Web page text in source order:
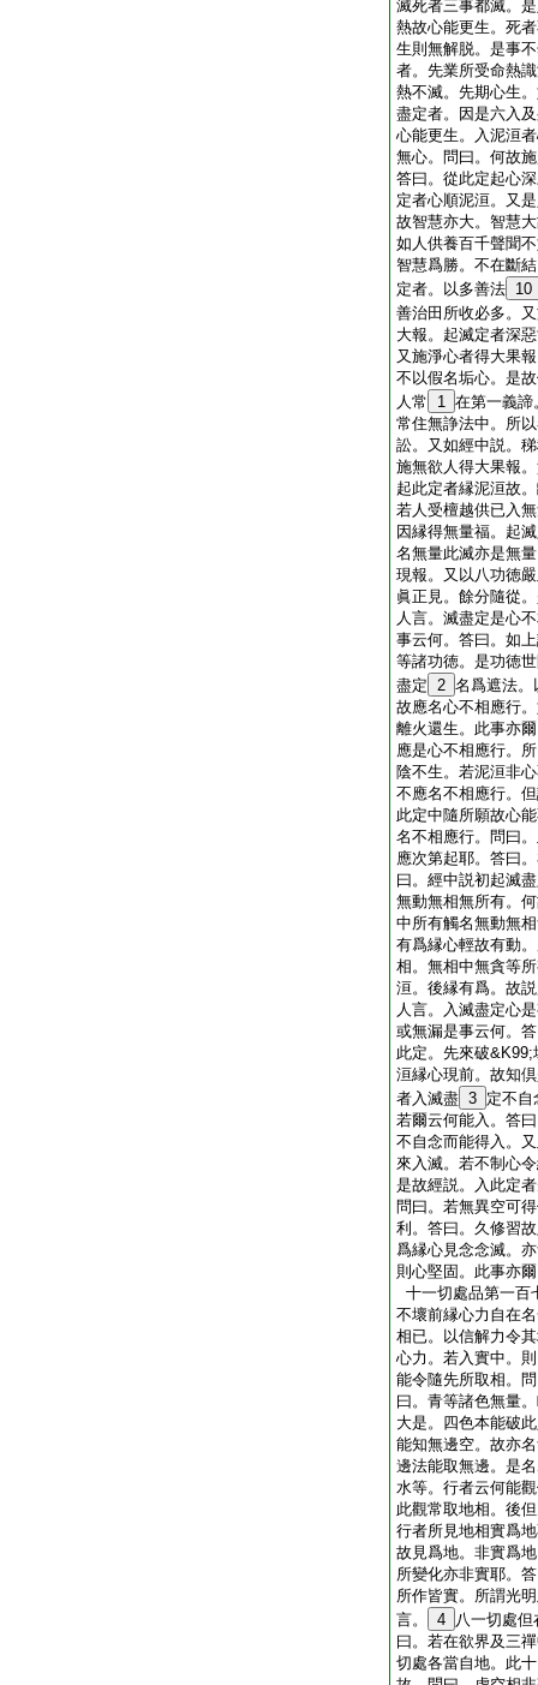
滅死者三事都滅。
熱故心能更生。死
生則無解脱。是事
者。先業所受命熱
熱不滅。先期心生
盡定者。因是六入
心能更生。入泥洹
無心。問曰。何故
答曰。從此定起心
定者心順泥洹。又
故智慧亦大。智慧
如人供養百千聲聞
智慧爲勝。不在斷
定者。以多善法 10
善治田所收必多。
大報。起滅定者深
又施淨心者得大果
不以假名垢心。是
人常
1 在第一義諦
常住無諍法中。所
訟。又如經中説。
施無欲人得大果報
起此定者縁泥洹故
若人受檀越供已入
因縁得無量福。起
名無量此滅亦是無
現報。又以八功徳
眞正見。餘分隨從
人言。滅盡定是心
事云何。答曰。如
等諸功徳。是功徳
盡定 2 名爲遮法。
故應名心不相應行
離火還生。此事亦
應是心不相應行。
陰不生。若泥洹非
不應名不相應行。
此定中隨所願故心
名不相應行。問曰
應次第起耶。答曰
曰。經中説初起滅
無動無相無所有。
中所有觸名無動無
有爲縁心輕故有動
相。無相中無貪等
洹。後縁有爲。故
人言。入滅盡定心
或無漏是事云何。
此定。先來破
洹縁心現前。故知
者入滅盡 3 定不自
若爾云何能入。答
不自念而能得入。
來入滅。若不制心
是故經説。入此定
問曰。若無異空可
利。答曰。久修習
爲縁心見念念滅。
則心堅固。此事亦爾
十一切處品第一百
不壞前縁心力自在
相已。以信解力令
心力。若入實中。
能令隨先所取相。
曰。青等諸色無量
大是。四色本能破
能知無邊空。故亦
邊法能取無邊。是
水等。行者云何能
此觀常取地相。後
行者所見地相實爲
故見爲地。非實爲
所變化亦非實耶。
所作皆實。所謂光
言。
4 八一切處
曰。若在欲界及三
切處各當自地。此